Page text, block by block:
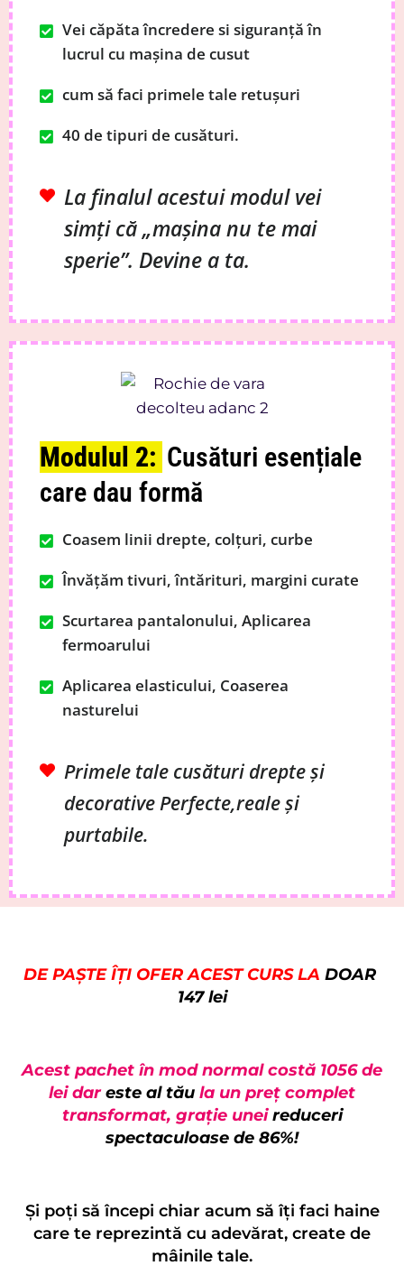
Vei căpăta încredere si siguranță în
lucrul cu mașina de cusut
cum să faci primele tale retușuri
40 de tipuri de cusături.
La finalul acestui modul vei
simți că „mașina nu te mai
sperie”. Devine a ta.
Modulul 2: Cusături esențiale
care dau formă
Coasem linii drepte, colțuri, curbe
Învățăm tivuri, întărituri, margini curate
Scurtarea pantalonului, Aplicarea
fermoarului
Aplicarea elasticului, Coaserea
nasturelui
Primele tale cusături drepte și
decorative Perfecte,reale și
purtabile.
DE PAȘTE ÎȚI OFER ACEST CURS LA DOAR
147 lei
Acest pachet în mod normal costă 1056 de
lei dareste al tău la un preț complet
transformat, grație uneireduceri
spectaculoase de 86%!
Și poți să începi chiar acum să îți faci haine
care te reprezintă cu adevărat, create de
mâinile tale.